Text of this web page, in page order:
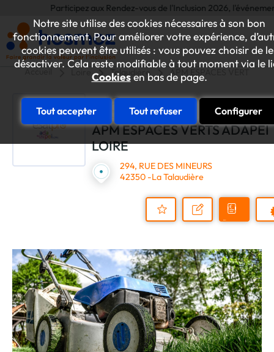
Notre site utilise des cookies nécessaires à son bon
fonctionnement. Pour améliorer votre expérience,
cookies peuvent être utilisés : vous pouvez choisir de
désactiver. Cela reste modifiable à tout moment via le
Cookiesen bas de page.
Tout accepter Tout refuser Configurer
Participez aux Rendez-vous de l'Inclusion 2026,
Accueil Talaudière APM ESPACES VERTS
APM ESPACES VERTS ADAPEI
LOIRE
294, RUE DES MINEURS
42350 -La Talaudière
au
dossier
Nous
Demander